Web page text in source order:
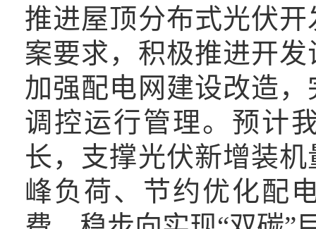
推进屋顶分布式光伏
案要求，积极推进开
加强配电网建设改造
调控运行管理。 预计
长，支撑光伏新增装
峰负荷、节约优化配